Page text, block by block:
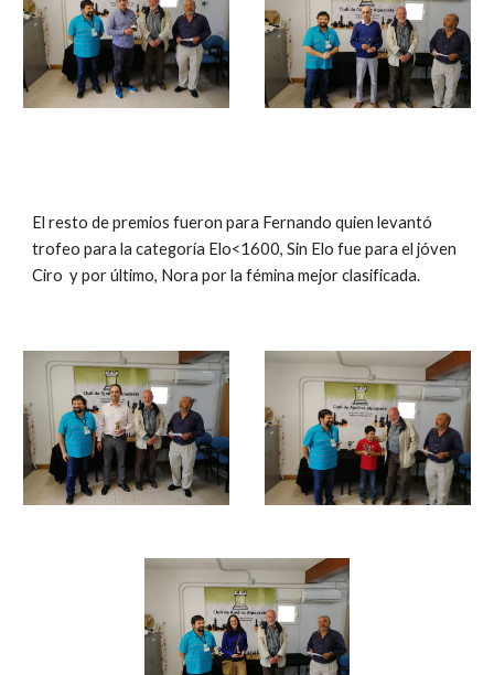
El resto de premios fueron para Fernando quien levantó
trofeo para la categoría Elo<1600, Sin Elo fue para el jóven
Ciro  y por último, Nora por la fémina mejor clasificada.